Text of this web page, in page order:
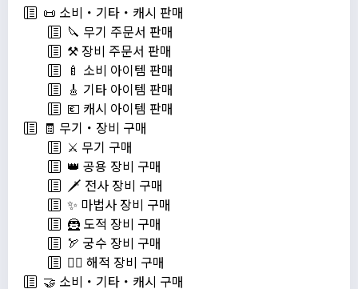
📜 소비・기타・캐시 판매
🔪 무기 주문서 판매
⚒️ 장비 주문서 판매
🍼 소비 아이템 판매
🎸 기타 아이템 판매
💶 캐시 아이템 판매
🧾 무기・장비 구매
⚔️ 무기 구매
👑 공용 장비 구매
🗡️ 전사 장비 구매
✨ 마법사 장비 구매
🦹 도적 장비 구매
🏹 궁수 장비 구매
🏴‍☠️ 해적 장비 구매
🤝 소비・기타・캐시 구매